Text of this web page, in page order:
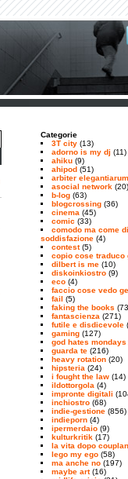
Categorie
3T city (13)
adorno is my dj (11)
ahiku (9)
ahipod (51)
arbiter elegantiarum
asocial network (20)
b-log (63)
blogcrossing (36)
cinema (45)
comic (33)
comodo ma come
soddisfazione (4)
contest(5)
copio cose traduco
dilbert is me (10)
diskoinkiostro (9)
eco (4)
faccio cose vedo
fail (5)
faking the books
fantascienza (271)
futile e disdicevole
gaming (127)
god hates mondays
guarda te (216)
heavy rotation (20)
hipsteria (24)
i fought the law (14)
ildottorgola (4)
impronte digitali
inchiostro (68)
indie-gestione (856)
indieporn (4)
ipermerdaio (9)
kulturkritik (17)
la vita dopo
lego my ego (58)
ma anche no (197)
maybe art(16)